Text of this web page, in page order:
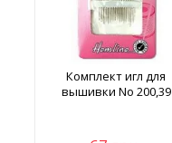
Комплект игл для
вышивки No 200,39